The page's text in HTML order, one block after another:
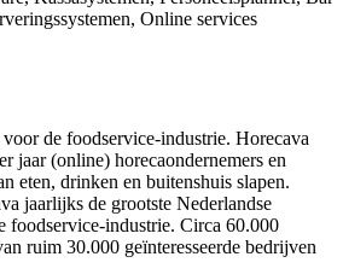
Online services
de foodservice-industrie. Horecava
jaar (online) horecaondernemers en
eten, drinken en buitenshuis slapen.
jaarlijks de grootste Nederlandse
foodservice-industrie. Circa 60.000
ruim 30.000 geïnteresseerde bedrijven